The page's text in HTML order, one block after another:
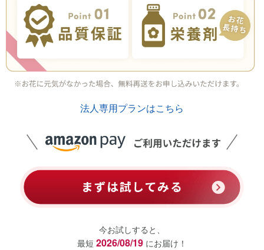
法人専用プランはこちら
今お試しすると、
最短 2026/08/19 にお届け！